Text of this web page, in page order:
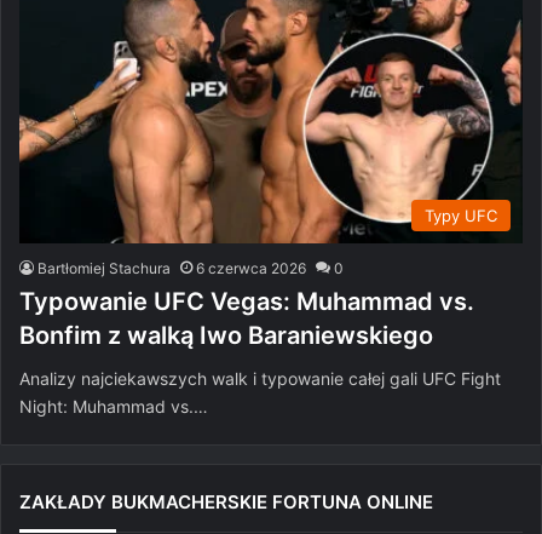
Typy UFC
Bartłomiej Stachura 6 czerwca 2026 0
Typowanie UFC Vegas: Muhammad vs.
Bonfim z walką Iwo Baraniewskiego
Analizy najciekawszych walk i typowanie całej gali UFC Fight
Night: Muhammad vs.…
ZAKŁADY BUKMACHERSKIE FORTUNA ONLINE